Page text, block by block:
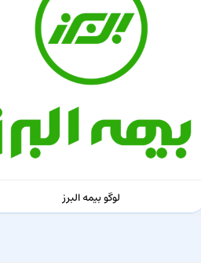
لوگو بیمه البرز